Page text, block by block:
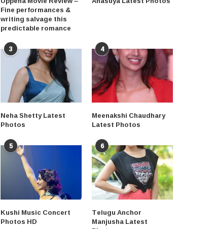
Fine performances &
writing salvage this
predictable romance
3
Neha Shetty Latest
Photos
4
Meenakshi Chaudhary
Latest Photos
5
Kushi Music Concert
Photos HD
6
Telugu Anchor
Manjusha Latest